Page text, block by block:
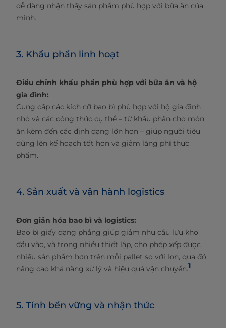
dễ dàng nhận thấy sản phẩm phù hợp với bữa ăn của
mình.
3. Khẩu phần linh hoạt
Điều chỉnh khẩu phần phù hợp với bữa ăn và hộ
gia đình:
Cung cấp các kích cỡ bao bì phù hợp với hộ gia đình
nhỏ và các công thức cụ thể – từ khẩu phần cho món
ăn kèm đến các định dạng lớn hơn – giúp người tiêu
dùng lên kế hoạch tốt hơn và giảm lãng phí thực
phẩm.
4. Sản xuất và vận hành logistics
Đơn giản hóa bao bì và logistics:
Bao bì giấy dạng phẳng giúp giảm nhu cầu lưu kho
đầu vào, và trong nhiều thiết lập, cho phép xếp được
nhiều sản phẩm hơn trên mỗi pallet so với lon, qua đó
nâng cao khả năng xử lý và hiệu quả vận chuyển.1
5. Tính bền vững và nhận thức